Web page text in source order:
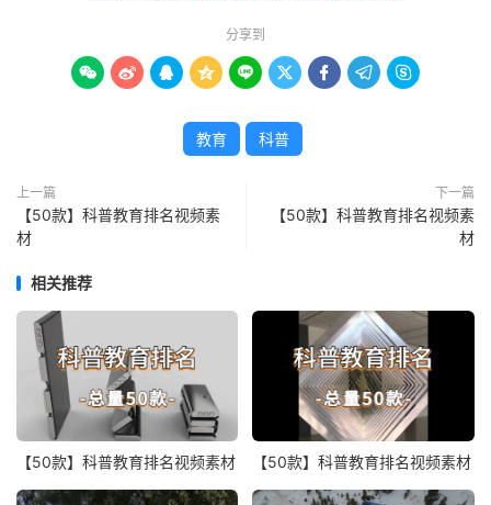
分享到
        
教育 科普
上一篇
【50款】科普教育排名视频素
材
下一篇
【50款】科普教育排名视频素
材
相关推荐
【50款】科普教育排名视频素材 【50款】科普教育排名视频素材